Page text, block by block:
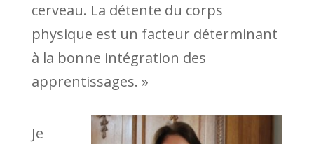
cerveau. La détente du corps
physique est un facteur déterminant
à la bonne intégration des
apprentissages. »
Je